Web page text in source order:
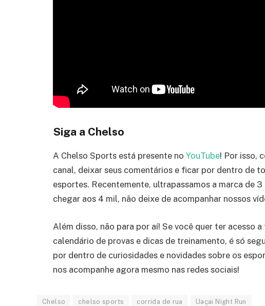
Siga a Chelso
A Chelso Sports está presente no YouTube! Por isso,
canal, deixar seus comentários e ficar por dentro de
esportes. Recentemente, ultrapassamos a marca de
chegar aos 4 mil, não deixe de acompanhar nossos
Além disso, não para por aí! Se você quer ter acesso
calendário de provas e dicas de treinamento, é só
por dentro de curiosidades e novidades sobre os
nos acompanhe agora mesmo nas redes sociais!
Chelso chelso sports corrida de rua Uaçai Night Run